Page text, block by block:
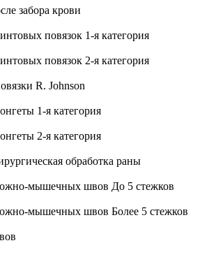
забора крови
повязок 1-я категория
повязок 2-я категория
R. Johnson
1-я категория
2-я категория
обработка раны
мышечных швов До 5 стежков
мышечных швов Более 5 стежков